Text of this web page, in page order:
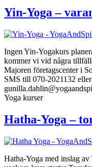
Yin-Yoga –
Ingen Yin-Yogakurs
kommer vi vid några
Majoren företagscenter i
SMS till 070-2021132
Yoga kurser
Hatha-Yoga –
Hatha-Yoga med inslag